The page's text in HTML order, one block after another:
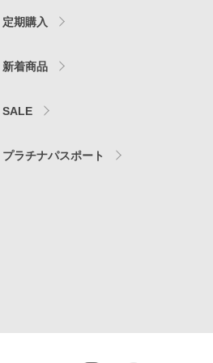
定期購入
新着商品
SALE
プラチナパスポート